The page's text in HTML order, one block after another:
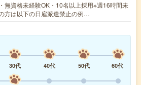
資格未経験OK・10名以上採用※週16時間未
方は以下の日雇派遣禁止の例…
30代 40代 50代
60代